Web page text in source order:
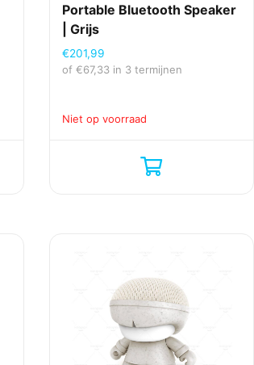
Portable Bluetooth Speaker
| Grijs
€201,99
of€67,33 in 3 termijnen
Niet op voorraad